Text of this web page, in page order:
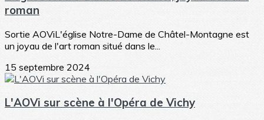
roman
Sortie AOViL'église Notre-Dame de Châtel-Montagne est
un joyau de l'art roman situé dans le...
15 septembre 2024
L'AOVi sur scène à l'Opéra de Vichy